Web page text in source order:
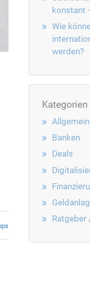
konstant
Wie
werden?
Kategorien
Allgemein
Banken
Deals
Ratgeber